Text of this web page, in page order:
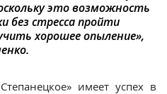
это возможность
без стресса пройти
хорошее опыление»,
имеет успех в